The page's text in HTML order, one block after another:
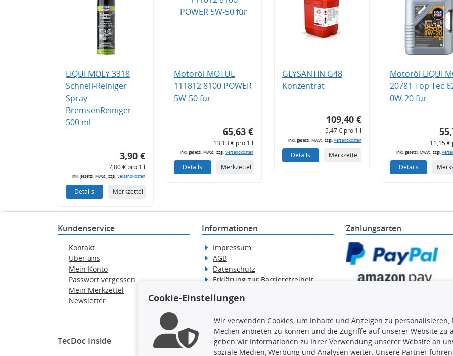
LIQUI MOLY 3318
Schnell-Reiniger
Spray
BremsenReiniger
500 ml
3,90 €
7,80 € pro 1 l
inkl. gesetzl. MwSt., zzgl.Versandkosten
Details Merkzettel
Motoröl MOTUL
111812 8100 POWER
5W-50 für
65,63 €
13,13 € pro 1 l
inkl. gesetzl. MwSt., zzgl.Versandkosten
Details Merkzettel
GLYSANTIN G48
Konzentrat
109,40 €
5,47 € pro 1 l
inkl. gesetzl. MwSt., zzgl. Versandkosten
Details Merkzettel
Motoröl LIQUI
20781 Top Tec
0W-20 für
11,15 €
inkl. gesetzl. MwSt., zzgl.
Details
Kundenservice
Kontakt
Über uns
Mein Konto
Passwort vergessen
Mein Merkzettel
Newsletter
Informationen
Impressum
AGB
Datenschutz
Erklärung zur Barrierefreiheit
Widerrufsbelehrung
Zahlungsarten
TecDoc Inside
Cookie-Einstellungen
Wir verwenden Cookies, um Inhalte und Anzeigen zu
Medien anbieten zu können und die Zugriffe auf unserer Website zu
geben wir Informationen zu Ihrer Verwendung unserer Website an
soziale Medien, Werbung und Analysen weiter. Unsere Partner